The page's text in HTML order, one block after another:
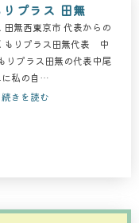
りプラス 田無
田無西東京市 代表からの
もりプラス田無代表 中
りプラス田無の代表中尾
に私の自…
続きを読む